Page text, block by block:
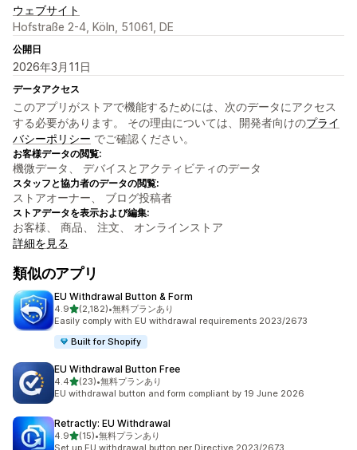
ウェブサイト
Hofstraße 2-4, Köln, 51061, DE
公開日
2026年3月11日
データアクセス
このアプリがストアで機能するためには、次のデータにアクセス
する必要があります。 その理由については、開発者向けのプライ
バシーポリシー でご確認ください。
お客様データの閲覧:
機微データ、 デバイスとアクティビティのデータ
スタッフと協力者のデータの閲覧:
ストアオーナー、 ブログ投稿者
ストアデータを表示および編集:
お客様、 商品、 注文、 オンラインストア
詳細を見る
類似のアプリ
EU Withdrawal Button & Form
4.95つ星中
(2,182)
合計レビュー数：2182件
•無料プランあり
Easily comply with EU withdrawal requirements 2023/2673
Built for Shopify
EU Withdrawal Button Free
4.45つ星中
(23)
合計レビュー数：23件
•無料プランあり
EU withdrawal button and form compliant by 19 June 2026
Retractly: EU Withdrawal
4.95つ星中
(15)
合計レビュー数：15件
•無料プランあり